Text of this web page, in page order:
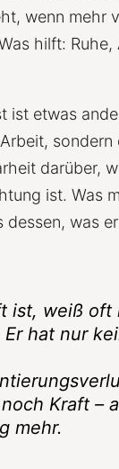
wenn mehr
hilft: Ruhe,
ist etwas
sondern
darüber,
ist. Was
dessen, was
ist, weiß oft
hat nur
Kraft –
mehr.